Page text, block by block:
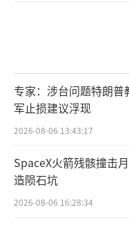
专家：涉台问题特朗普
军止损建议浮现
2026-08-06 13:43:17
SpaceX火箭残骸撞击
造陨石坑
2026-08-06 16:28:34